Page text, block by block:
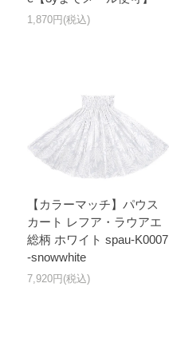
1,870円(税込)
【カラーマッチ】パウス
カート レフア・ラウアエ
総柄 ホワイト spau-K0007
-snowwhite
7,920円(税込)